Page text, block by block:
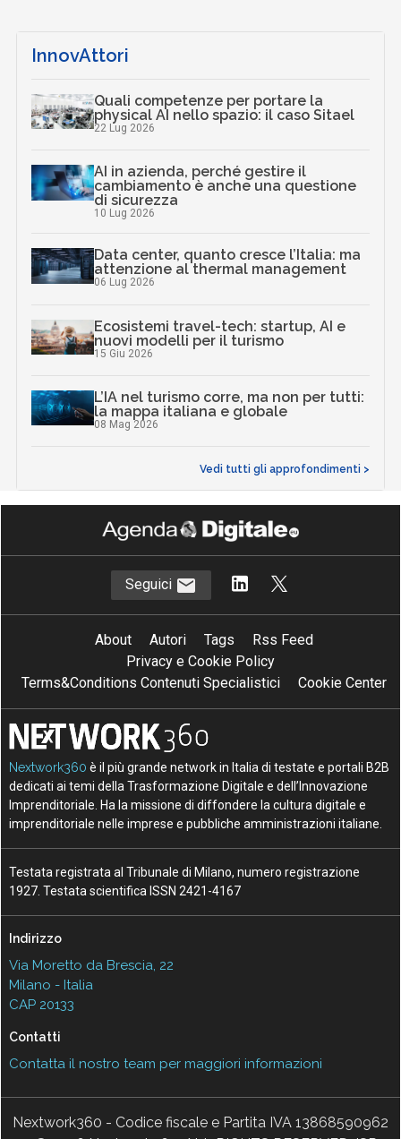
InnovAttori
Quali competenze per portare la
physical AI nello spazio: il caso Sitael
22 Lug 2026
AI in azienda, perché gestire il
cambiamento è anche una questione
di sicurezza
10 Lug 2026
Data center, quanto cresce l’Italia: ma
attenzione al thermal management
06 Lug 2026
Ecosistemi travel-tech: startup, AI e
nuovi modelli per il turismo
15 Giu 2026
L’IA nel turismo corre, ma non per tutti:
la mappa italiana e globale
08 Mag 2026
Vedi tutti gli approfondimenti >
Seguici
About Autori Tags
Rss Feed
Privacy e Cookie Policy
Terms&Conditions Contenuti Specialistici
Cookie Center
Nextwork360 è il più grande network in Italia di testate e portali B2B
dedicati ai temi della Trasformazione Digitale e dell’Innovazione
Imprenditoriale. Ha la missione di diffondere la cultura digitale e
imprenditoriale nelle imprese e pubbliche amministrazioni italiane.
Testata registrata al Tribunale di Milano, numero registrazione
1927. Testata scientifica ISSN 2421-4167
Indirizzo
Via Moretto da Brescia, 22
Milano - Italia
CAP 20133
Contatti
Contatta il nostro team per maggiori informazioni
Nextwork360 - Codice fiscale e Partita IVA 13868590962